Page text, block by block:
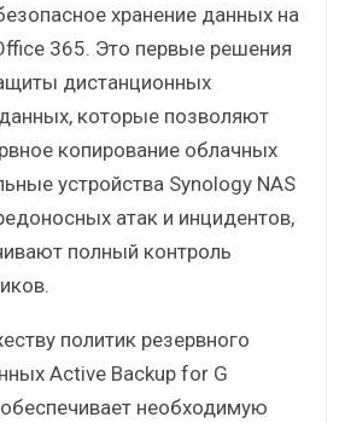
хранение данных на
365. Это первые решения
дистанционных
которые позволяют
копирование облачных
устройства Synology NAS
атак и инцидентов,
полный контроль
политик резервного
Active Backup for G
необходимую